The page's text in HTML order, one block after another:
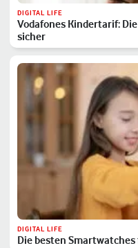
DIGITAL LIFE
Vodafones Kindertarif:
sicher
DIGITAL LIFE
Die besten Smartwatches